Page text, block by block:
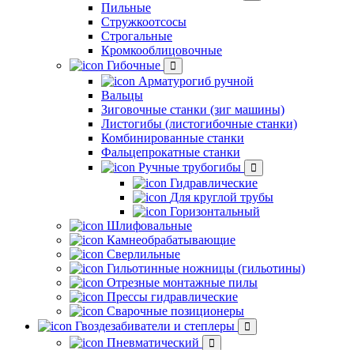
Пильные
Стружкоотсосы
Строгальные
Кромкооблицовочные
Гибочные
Арматурогиб ручной
Вальцы
Зиговочные станки (зиг машины)
Листогибы (листогибочные станки)
Комбинированные станки
Фальцепрокатные станки
Ручные трубогибы
Гидравлические
Для круглой трубы
Горизонтальный
Шлифовальные
Камнеобрабатывающие
Сверлильные
Гильотинные ножницы (гильотины)
Отрезные монтажные пилы
Прессы гидравлические
Сварочные позиционеры
Гвоздезабиватели и степлеры
Пневматический